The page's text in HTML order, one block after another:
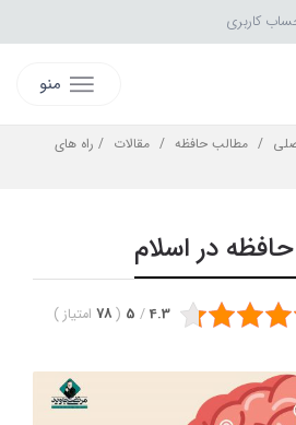
کاربری
منو
/ مطالب حافظه / مقالات / راه های
در اسلام
4.3
/
5
(
78 امتیاز)